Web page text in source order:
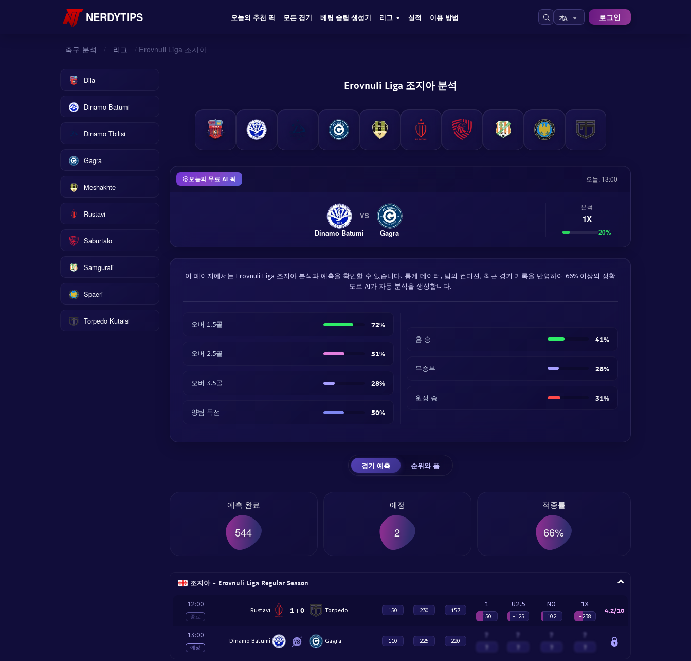
NERDYTIPS 오늘의 추천 픽 모든 경기 베팅 슬립 생성기 리그 실적 이용 방법 로그인
축구 분석 / 리그 / Erovnuli Liga 조지아
Dila
Dinamo Batumi
Dinamo Tbilisi
Gagra
Meshakhte
Rustavi
Saburtalo
Samgurali
Spaeri
Torpedo Kutaisi
Erovnuli Liga 조지아 분석
오늘의 무료 AI 픽 오늘, 13:00
Dinamo Batumi
VS
Gagra
분석
1X
20%
이 페이지에서는 Erovnuli Liga 조지아 분석과 예측을 확인할 수 있습니다. 통계 데이터, 팀의 컨디션, 최근 경기 기록을 반영하여 66% 이상의 정확
도로 AI가 자동 분석을 생성합니다.
오버 1.5골 72%
오버 2.5골 51%
오버 3.5골 28%
양팀 득점 50%
홈 승 41%
무승부 28%
원정 승 31%
경기 예측 순위와 폼
예측 완료
544
예정
2
적중률
66%
조지아 - Erovnuli Liga Regular Season
12:00
종료
Rustavi 1 : 0 Torpedo 150 230 157
1
150
U2.5
-125
NO
102
1X
-238
4.2/10
13:00
예정
Dinamo Batumi Gagra 110 225 220
? ? ? ?